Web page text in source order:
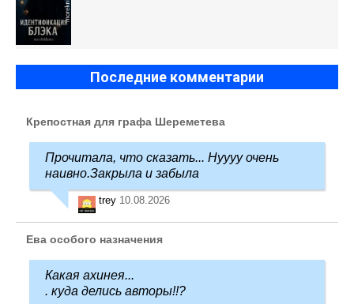
Последние комментарии
Крепостная для графа Шереметева
Прочитала, что сказать... Нуууу очень
наивно.Закрыла и забыла
trey 10.08.2026
Ева особого назначения
Какая ахинея...
. куда делись авторы!!?